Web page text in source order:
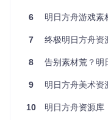
├── char_003：角
├── boc#6：皮肤
获取资源库的标准流
6 明日方舟游戏素材
7 终极明日方舟资源
8 告别素材荒？明日
9 明日方舟美术资源
10 明日方舟资源库